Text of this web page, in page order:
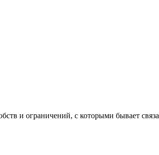
и ограничений, с которыми бывает